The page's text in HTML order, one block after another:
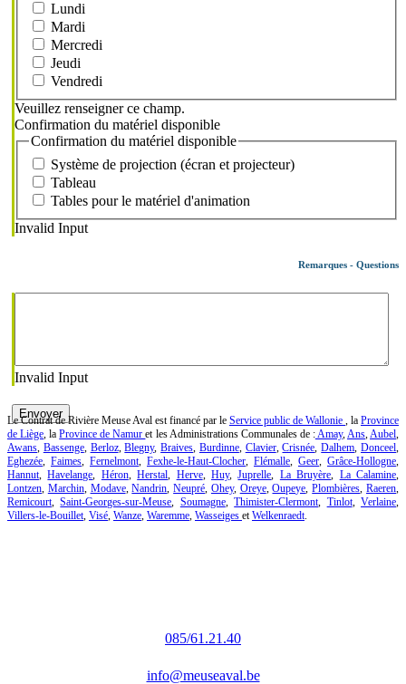
Lundi
Mardi
Mercredi
Jeudi
Vendredi
Veuillez renseigner ce champ.
Confirmation du matériel disponible
Confirmation du matériel disponible
Système de projection (écran et projecteur)
Tableau
Tables pour le matériel d'animation
Invalid Input
Remarques - Questions
Invalid Input
Envoyer
Le Contrat de Rivière Meuse Aval est financé par le Service public de Wallonie , la Province
de Liège, laProvince de Namuret les Administrations Communales de :Amay,Ans,Aubel,
Awans, Bassenge, Berloz,Blegny,Braives, Burdinne, Clavier,Crisnée,Dalhem,Donceel,
Eghezée, Faimes, Fernelmont, Fexhe-le-Haut-Clocher, Flémalle, Geer, Grâce-Hollogne,
Hannut,Havelange, Héron,Herstal, Herve,Huy,Juprelle, La Bruyère, La Calamine,
Lontzen, Marchin, Modave,Nandrin,Neupré, Ohey, Oreye,Oupeye,Plombières,Raeren,
Remicourt,Saint-Georges-sur-Meuse, Soumagne,Thimister-Clermont, Tinlot,Verlaine,
Villers-le-Bouillet, Visé, Wanze, Waremme, Wasseiges etWelkenraedt.
085/61.21.40
info@meuseaval.be